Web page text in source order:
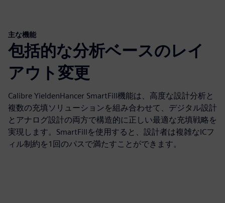
主な機能
包括的な分析ベースのレイ
アウト変更
Calibre YieldenHancer SmartFill機能は、高度な設計分析と
複数の充填ソリューションを組み合わせて、デジタル設計
とアナログ設計の両方で構造的に正しい最適な充填戦略を
実現します。SmartFillを使用すると、設計者は複雑なICフ
ィル制約を1回のパスで満たすことができます。